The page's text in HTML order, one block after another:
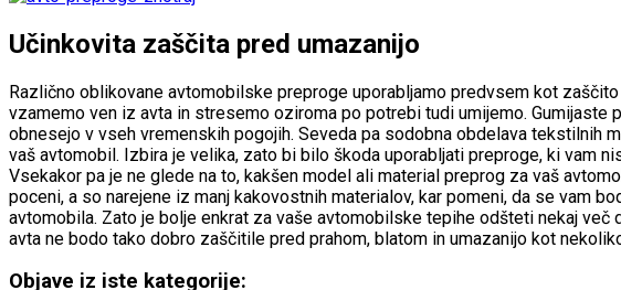
Učinkovita zaščita pred umazanijo
Različno oblikovane avtomobilske preproge uporabljamo predvsem kot
vzamemo ven iz avta in stresemo oziroma po potrebi tudi umijemo.
obnesejo v vseh vremenskih pogojih. Seveda pa sodobna obdelava
vaš avtomobil. Izbira je velika, zato bi bilo škoda uporabljati preproge, ki vam
Vsekakor pa je ne glede na to, kakšen model ali material preprog za vaš
poceni, a so narejene iz manj kakovostnih materialov, kar pomeni, da se vam
avtomobila. Zato je bolje enkrat za vaše avtomobilske tepihe odšteti nekaj
avta ne bodo tako dobro zaščitile pred prahom, blatom in umazanijo kot
Objave iz iste kategorije: